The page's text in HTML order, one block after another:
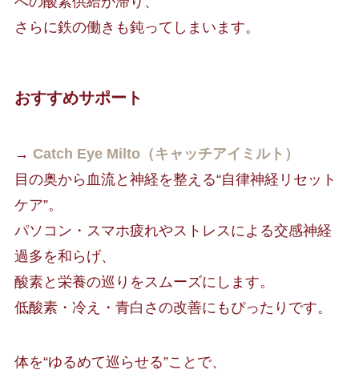
さらに鉄の働きも鈍ってしまいます。
おすすめサポート
→ Catch Eye Milto（キャッチアイミルト）
目の奥から血流と神経を整える“自律神経リセット
ケア”。
パソコン・スマホ疲れやストレスによる交感神経
過多を和らげ、
酸素と栄養の巡りをスムーズにします。
低酸素・冷え・青白さの改善にもぴったりです。
体を“ゆるめて巡らせる”ことで、